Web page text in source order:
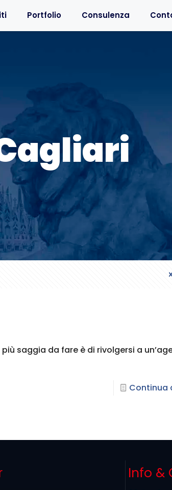
Portfolio Consulenza
saggia da fare è di rivolgersi a
Continua
Info &